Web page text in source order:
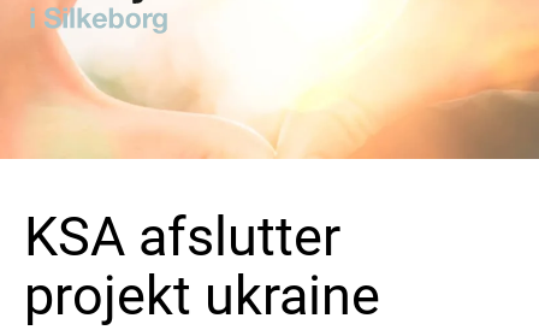
KSA afslutter
projekt ukraine